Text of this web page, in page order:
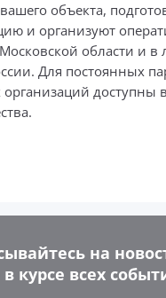
объекта,
и организуют
области и в
Для постоянных
доступны
на
в курсе всех